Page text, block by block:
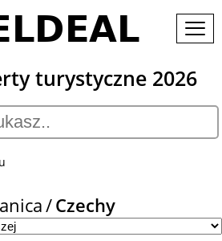
turystyczne 2026
Czechy